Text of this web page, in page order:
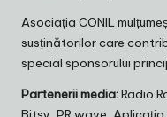
Asociația CONIL
susținătorilor care
special sponsorului
Partenerii media:Radio